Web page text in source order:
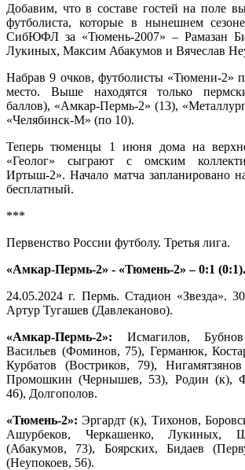
Добавим, что в составе гостей на поле
футболиста, которые в нынешнем
СибЮФЛ за «Тюмень-2007» – Рамазан
Лукиных, Максим Абакумов и Вячеслав
Набрав 9 очков, футболисты «Тюмени-2»
место. Выше находятся только
баллов), «Амкар-Пермь-2» (13),
«Челябинск-М» (по 10).
Теперь тюменцы 1 июня дома на
«Геолог» сыграют с омским
Иртыш-2». Начало матча запланировано
бесплатный.
***
Первенство России футболу. Третья лига.
«Амкар-Пермь-2» - «Тюмень-2» – 0:1 (0:1).
24.05.2024 г. Пермь. Стадион «Звезда».
Артур Тугашев (Давлеканово).
«Амкар-Пермь-2»: Исмагилов,
Васильев (Фоминов, 75), Германюк,
Курбатов (Востриков, 79),
Промошкин (Чернышев, 53), Родин (к),
46), Долгополов.
«Тюмень-2»:Эргардт (к), Тихонов,
Ашурбеков, Черкашенко, Лукиных,
(Абакумов, 73), Боярских, Бидаев
(Неупокоев, 56).